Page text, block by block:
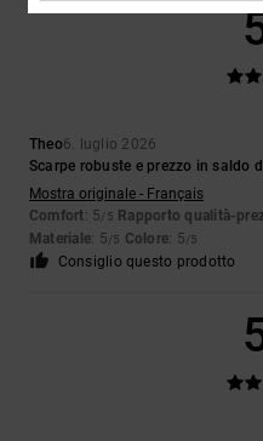
Theo6. luglio 2026
Scarpe robuste e prezzo in saldo
Mostra originale - Français
Comfort: 5/5 Rapporto qualità-
Materiale: 5/5 Colore: 5/5
Consiglio questo prodotto